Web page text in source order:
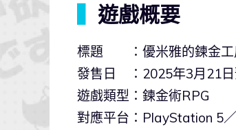
遊戲概要
標題 ：優米雅的鍊金工
發售日 ：2025年3月21日
遊戲類型：鍊金術RPG
對應平台：PlayStation 5